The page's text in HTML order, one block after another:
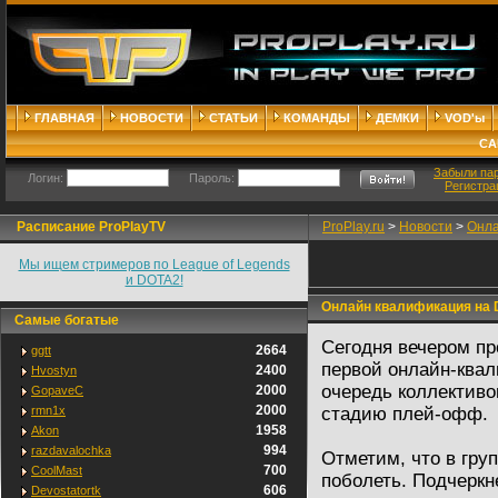
ГЛАВНАЯ НОВОСТИ СТАТЬИ КОМАНДЫ ДЕМКИ
VOD'ы
Логин: Пароль:
Забыли
Расписание ProPlayTV
Мы ищем стримеров по League of Legends
и DOTA2!
Самые богатые
ggtt 2664
Hvostyn 2400
GopaveC 2000
rmn1x 2000
Akon 1958
razdavalochka 994
CoolMast 700
Devostatortk 606
ProPlay.ru > Новости >
Онлайн квалификация на
Сегодня вечером
первой онлайн-
очередь
стадию плей-офф.
Отметим, что в
поболеть.